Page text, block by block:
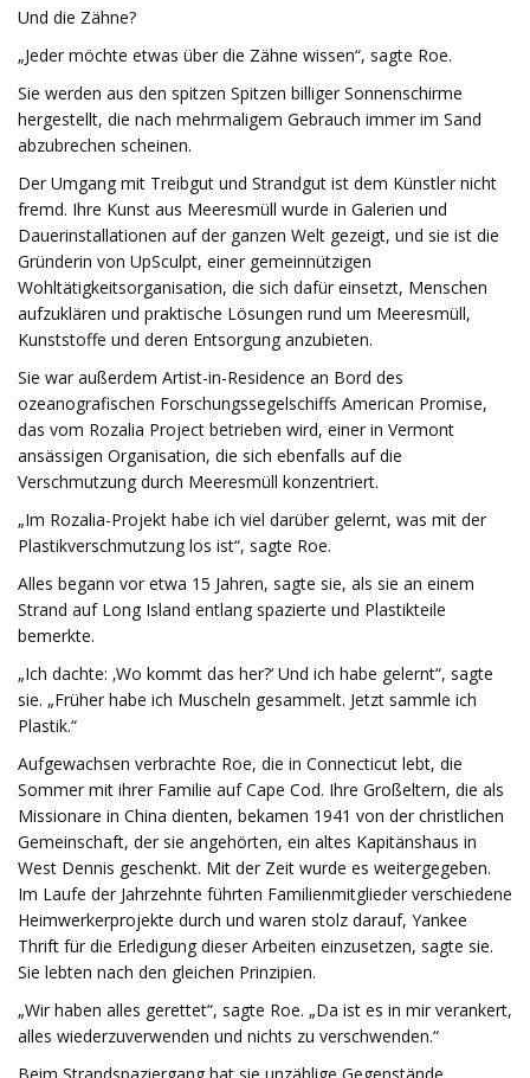
Und die Zähne?
„Jeder möchte etwas über die Zähne wissen“, sagte Roe.
Sie werden aus den spitzen Spitzen billiger Sonnenschirme
hergestellt, die nach mehrmaligem Gebrauch immer im Sand
abzubrechen scheinen.
Der Umgang mit Treibgut und Strandgut ist dem Künstler nicht
fremd. Ihre Kunst aus Meeresmüll wurde in Galerien und
Dauerinstallationen auf der ganzen Welt gezeigt, und sie ist die
Gründerin von UpSculpt, einer gemeinnützigen
Wohltätigkeitsorganisation, die sich dafür einsetzt, Menschen
aufzuklären und praktische Lösungen rund um Meeresmüll,
Kunststoffe und deren Entsorgung anzubieten.
Sie war außerdem Artist-in-Residence an Bord des
ozeanografischen Forschungssegelschiffs American Promise,
das vom Rozalia Project betrieben wird, einer in Vermont
ansässigen Organisation, die sich ebenfalls auf die
Verschmutzung durch Meeresmüll konzentriert.
„Im Rozalia-Projekt habe ich viel darüber gelernt, was mit der
Plastikverschmutzung los ist“, sagte Roe.
Alles begann vor etwa 15 Jahren, sagte sie, als sie an einem
Strand auf Long Island entlang spazierte und Plastikteile
bemerkte.
„Ich dachte: ‚Wo kommt das her?‘ Und ich habe gelernt“, sagte
sie. „Früher habe ich Muscheln gesammelt. Jetzt sammle ich
Plastik.“
Aufgewachsen verbrachte Roe, die in Connecticut lebt, die
Sommer mit ihrer Familie auf Cape Cod. Ihre Großeltern, die als
Missionare in China dienten, bekamen 1941 von der christlichen
Gemeinschaft, der sie angehörten, ein altes Kapitänshaus in
West Dennis geschenkt. Mit der Zeit wurde es weitergegeben.
Im Laufe der Jahrzehnte führten Familienmitglieder verschiedene
Heimwerkerprojekte durch und waren stolz darauf, Yankee
Thrift für die Erledigung dieser Arbeiten einzusetzen, sagte sie.
Sie lebten nach den gleichen Prinzipien.
„Wir haben alles gerettet“, sagte Roe. „Da ist es in mir verankert,
alles wiederzuverwenden und nichts zu verschwenden.“